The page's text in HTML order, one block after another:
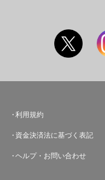
利用規約
資金決済法に基づく表記
ヘルプ・お問い合わせ